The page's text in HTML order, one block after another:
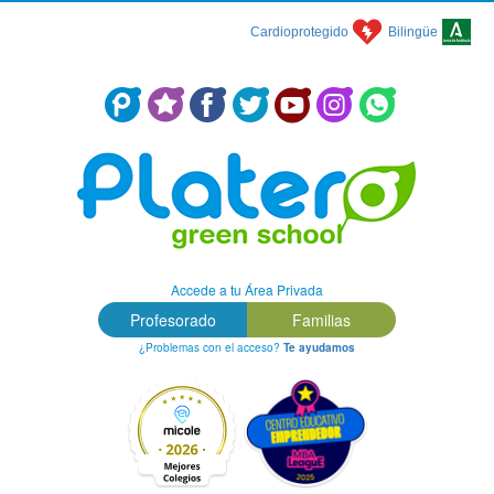
Cardioprotegido Bilingüe
Centro Concertado en Málaga: Colegio Platero Green School
Accede a tu Área Privada
Profesorado Familias
¿Problemas con el acceso? Te ayudamos